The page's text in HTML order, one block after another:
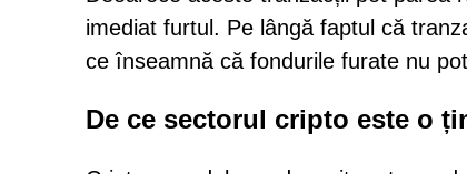
imediat furtul. Pe lângă faptul că
ce înseamnă că fondurile furate nu
De ce sectorul cripto este o